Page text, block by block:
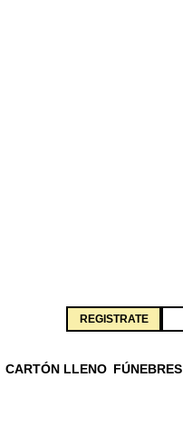
REGISTRATE
CARTÓN LLENO FÚNEBRES